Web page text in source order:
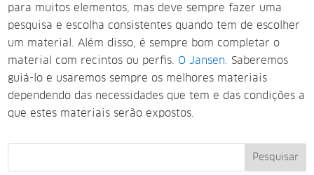
para muitos elementos, mas deve sempre fazer uma
pesquisa e escolha consistentes quando tem de escolher
um material. Além disso, é sempre bom completar o
material com recintos ou perfis. O Jansen. Saberemos
guiá-lo e usaremos sempre os melhores materiais
dependendo das necessidades que tem e das condições a
que estes materiais serão expostos.
Pesquisar